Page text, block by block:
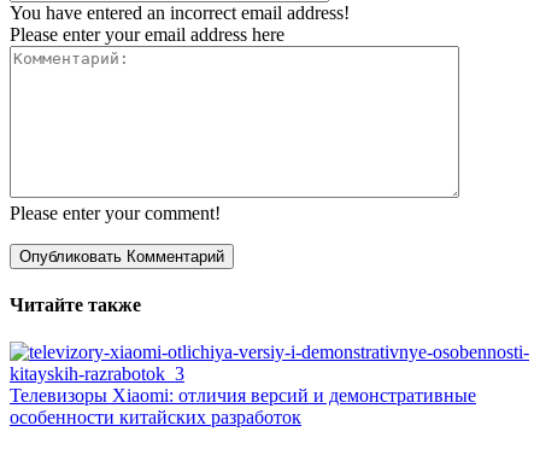
You have entered an incorrect email address!
Please enter your email address here
Please enter your comment!
Читайте также
Телевизоры Xiaomi: отличия версий и демонстративные
особенности китайских разработок